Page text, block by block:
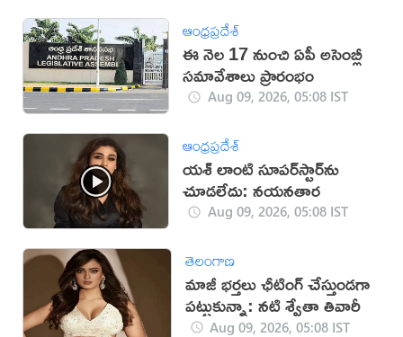
ఆంధ్రప్రదేశ్
ఈ నెల 17 నుంచి ఏపీ అసెంబ్లీ
సమావేశాలు ప్రారంభం
Aug 09, 2026, 05:08 IST
ఆంధ్రప్రదేశ్
యశ్ లాంటి సూపర్‌స్టార్‌ను
చూడలేదు: నయనతార
Aug 09, 2026, 05:08 IST
తెలంగాణ
మాజీ భర్తలు ఛీటింగ్ చేస్తుండగా
పట్టుకున్నా: నటి శ్వేతా తివారీ
Aug 09, 2026, 05:08 IST